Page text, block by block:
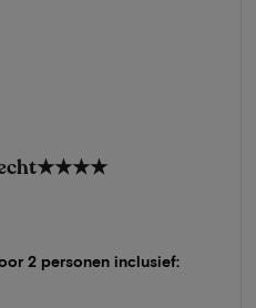
★★★★
2 personen inclusief: